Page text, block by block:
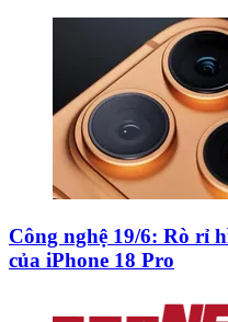
Công nghệ 19/6: Rò rỉ
của iPhone 18 Pro